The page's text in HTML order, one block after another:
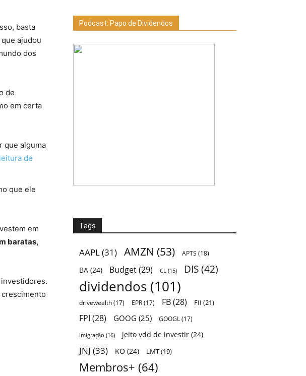
basta
ajudou
dos
de
em certa
que alguma
de
que ele
em
baratas,
Podcast: Papo de Dividendos
Tags
AAPL(31) AMZN (53) APTS (18)
BA (24) Budget(29) CL (15) DIS (42)
dividendos (101)
drivewealth(17) EPR(17) FB(28) FII (21)
FPI (28) GOOG (25) GOOGL (17)
Imigração (16) jeito vdd de investir (24)
JNJ (33) KO (24) LMT(19)
Membros+ (64)